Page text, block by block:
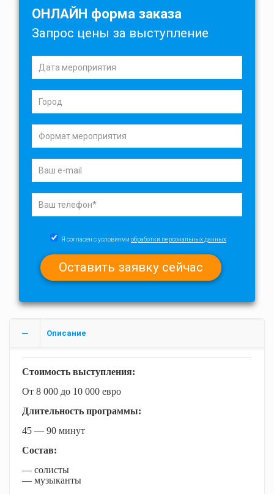
ОНЛАЙН форма заказа
Запрос цены за выступление
Я согласен с условиями обработки персональных данных
Описание
Стоимость выступления:
От 8 000 до 10 000 евро
Длительность программы:
45 — 90 минут
Состав:
— солисты
— музыканты